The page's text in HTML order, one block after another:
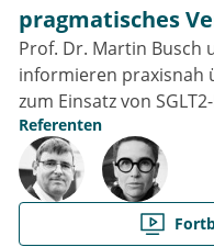
pragmatisches
Prof. Dr. Martin Busch
informieren praxisnah
zum Einsatz von
Referenten